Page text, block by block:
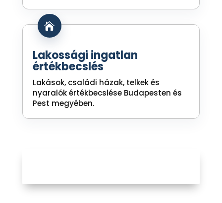
Lakossági ingatlan
értékbecslés
Lakások, családi házak, telkek és
nyaralók értékbecslése Budapesten és
Pest megyében.
